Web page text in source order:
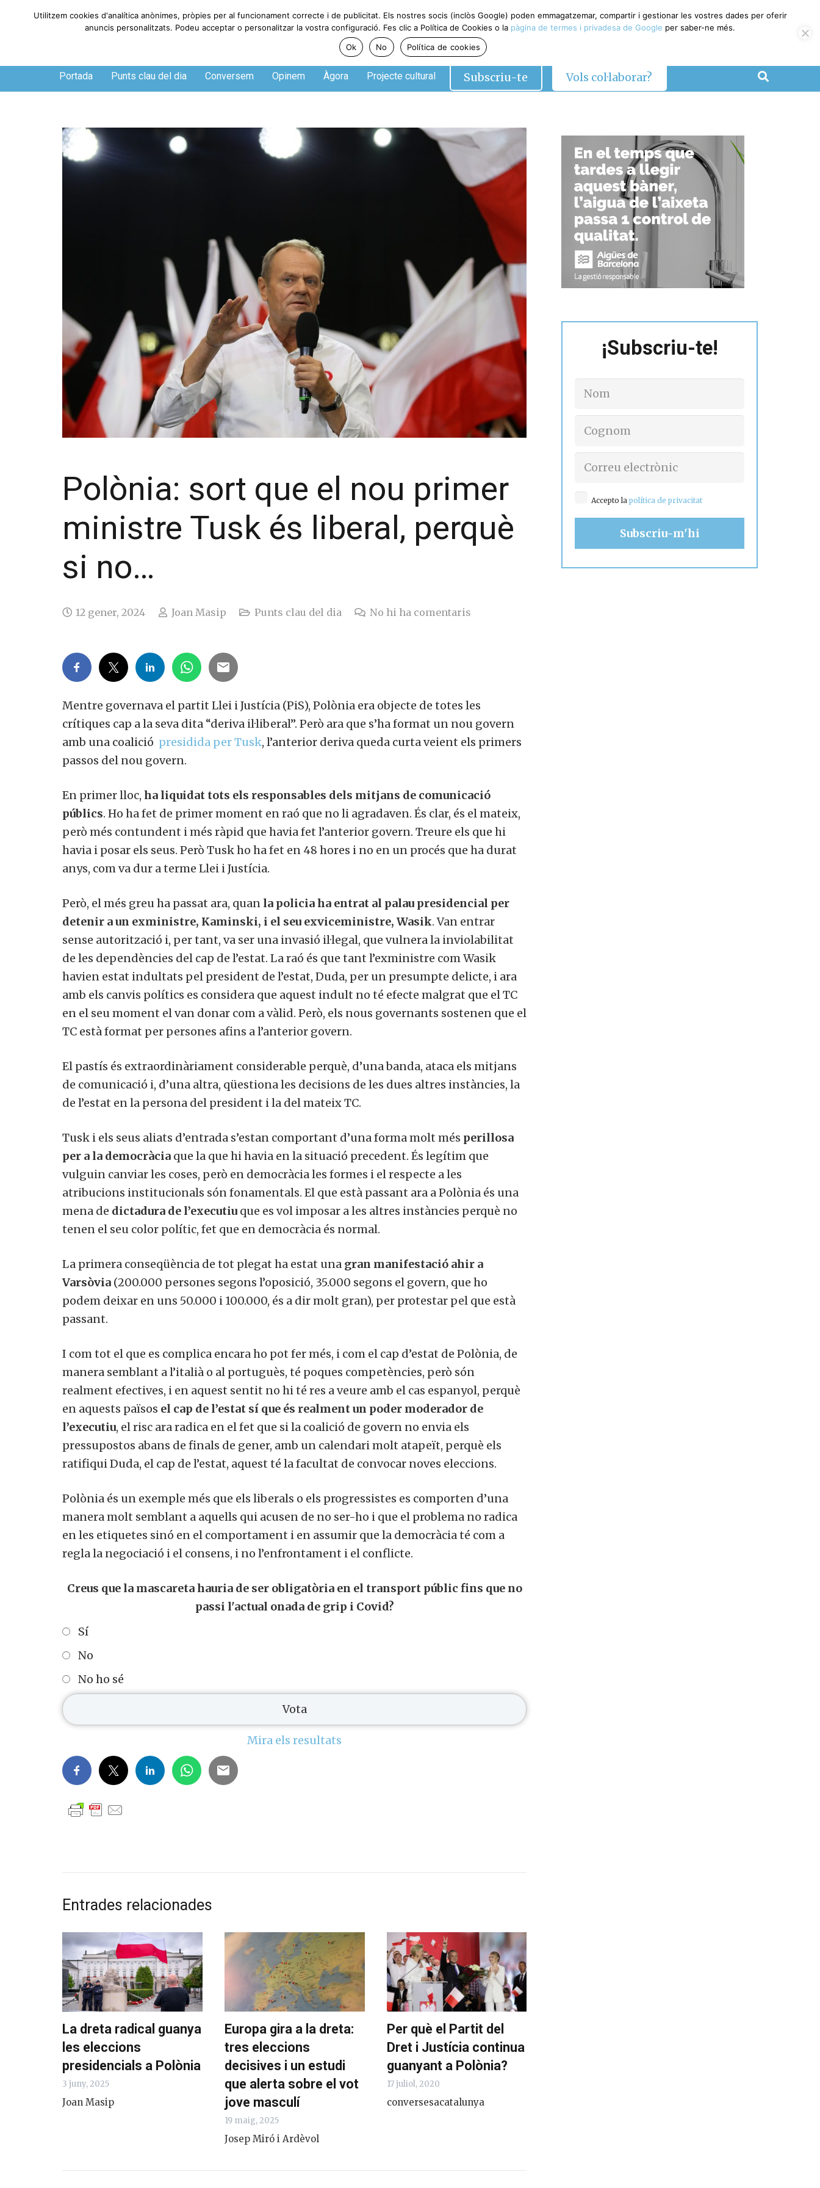
Dijous, 6 de agosto de 2026
Portada Punts clau del dia Conversem Opinem Àgora Projecte cultural Subscriu-te Vols col·laborar?
Polònia: sort que el nou primer
ministre Tusk és liberal, perquè
si no…
12 gener, 2024 Joan Masip Punts clau del dia No hi ha comentaris
Mentre governava el partit Llei i Justícia (PiS), Polònia era objecte de totes les
crítiques cap a la seva dita “deriva il·liberal”. Però ara que s’ha format un nou govern
amb una coalició presidida per Tusk, l’anterior deriva queda curta veient els primers
passos del nou govern.
En primer lloc, ha liquidat tots els responsables dels mitjans de comunicació
públics. Ho ha fet de primer moment en raó que no li agradaven. És clar, és el mateix,
però més contundent i més ràpid que havia fet l’anterior govern. Treure els que hi
havia i posar els seus. Però Tusk ho ha fet en 48 hores i no en un procés que ha durat
anys, com va dur a terme Llei i Justícia.
Però, el més greu ha passat ara, quan la policia ha entrat al palau presidencial per
detenir a un exministre, Kaminski, i el seu exviceministre, Wasik. Van entrar
sense autorització i, per tant, va ser una invasió il·legal, que vulnera la inviolabilitat
de les dependències del cap de l’estat. La raó és que tant l’exministre com Wasik
havien estat indultats pel president de l’estat, Duda, per un presumpte delicte, i ara
amb els canvis polítics es considera que aquest indult no té efecte malgrat que el TC
en el seu moment el van donar com a vàlid. Però, els nous governants sostenen que el
TC està format per persones afins a l’anterior govern.
El pastís és extraordinàriament considerable perquè, d’una banda, ataca els mitjans
de comunicació i, d’una altra, qüestiona les decisions de les dues altres instàncies, la
de l’estat en la persona del president i la del mateix TC.
Tusk i els seus aliats d’entrada s’estan comportant d’una forma molt més perillosa
per a la democràcia que la que hi havia en la situació precedent. És legítim que
vulguin canviar les coses, però en democràcia les formes i el respecte a les
atribucions institucionals són fonamentals. El que està passant ara a Polònia és una
mena de dictadura de l’executiu que es vol imposar a les altres instàncies perquè no
tenen el seu color polític, fet que en democràcia és normal.
La primera conseqüència de tot plegat ha estat una gran manifestació ahir a
Varsòvia (200.000 persones segons l’oposició, 35.000 segons el govern, que ho
podem deixar en uns 50.000 i 100.000, és a dir molt gran), per protestar pel que està
passant.
I com tot el que es complica encara ho pot fer més, i com el cap d’estat de Polònia, de
manera semblant a l’italià o al portuguès, té poques competències, però són
realment efectives, i en aquest sentit no hi té res a veure amb el cas espanyol, perquè
en aquests països el cap de l’estat sí que és realment un poder moderador de
l’executiu, el risc ara radica en el fet que si la coalició de govern no envia els
pressupostos abans de finals de gener, amb un calendari molt atapeït, perquè els
ratifiqui Duda, el cap de l’estat, aquest té la facultat de convocar noves eleccions.
Polònia és un exemple més que els liberals o els progressistes es comporten d’una
manera molt semblant a aquells qui acusen de no ser-ho i que el problema no radica
en les etiquetes sinó en el comportament i en assumir que la democràcia té com a
regla la negociació i el consens, i no l’enfrontament i el conflicte.
Creus que la mascareta hauria de ser obligatòria en el transport públic fins que no
passi l'actual onada de grip i Covid?
Sí
No
No ho sé
Mira els resultats
Entrades relacionades
La dreta radical guanya
les eleccions
presidencials a Polònia
3 juny, 2025
Joan Masip
Europa gira a la dreta:
tres eleccions
decisives i un estudi
que alerta sobre el vot
jove masculí
19 maig, 2025
Josep Miró i Ardèvol
Per què el Partit del
Dret i Justícia continua
guanyant a Polònia?
17 juliol, 2020
conversesacatalunya
¡Subscriu-te!
Accepto lapolítica de privacitat
Utilitzem cookies d'analítica anònimes, pròpies per al funcionament correcte i de publicitat. Els nostres socis (inclòs Google) poden emmagatzemar, compartir i gestionar les vostres dades per oferir
anuncis personalitzats. Podeu acceptar o personalitzar la vostra configuració. Fes clic a Política de Cookies o la pàgina de termes i privadesa de Google per saber-ne més.
Ok
No Política de cookies